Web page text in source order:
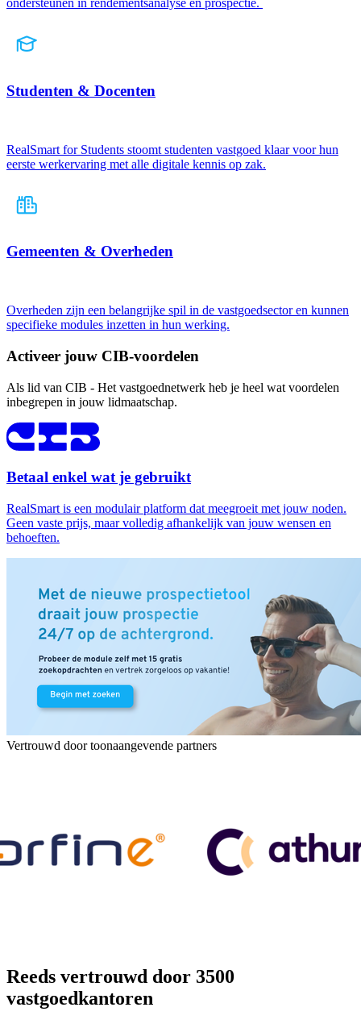
ondersteunen in rendementsanalyse en prospectie.
Studenten & Docenten
RealSmart for Students stoomt studenten vastgoed klaar voor hun
eerste werkervaring met alle digitale kennis op zak.
Gemeenten & Overheden
Overheden zijn een belangrijke spil in de vastgoedsector en kunnen
specifieke modules inzetten in hun werking.
Activeer jouw CIB-voordelen
Als lid van CIB - Het vastgoednetwerk heb je heel wat voordelen
inbegrepen in jouw lidmaatschap.
Betaal enkel wat je gebruikt
RealSmart is een modulair platform dat meegroeit met jouw noden.
Geen vaste prijs, maar volledig afhankelijk van jouw wensen en
behoeften.
Vertrouwd door toonaangevende partners
Reeds vertrouwd door 3500
vastgoedkantoren